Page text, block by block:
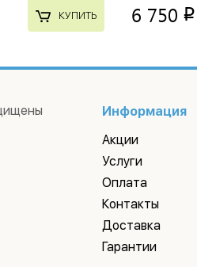
КУПИТЬ 6 750 p
Информация
Акции
Услуги
Оплата
Контакты
Доставка
Гарантии